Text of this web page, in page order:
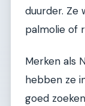
duurder. Ze
palmolie of
Merken als
hebben ze
goed